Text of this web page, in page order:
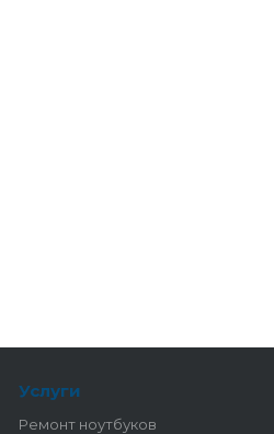
Услуги
Ремонт ноутбуков